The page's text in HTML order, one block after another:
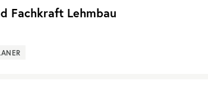
Fachkraft Lehmbau